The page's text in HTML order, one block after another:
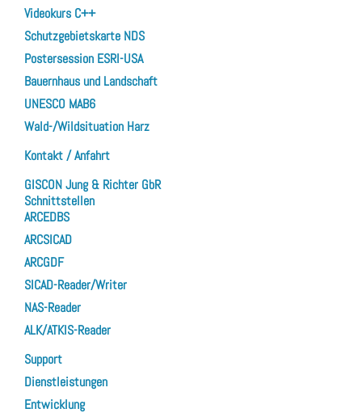
Videokurs C++
Schutzgebietskarte NDS
Postersession ESRI-USA
Bauernhaus und Landschaft
UNESCO MAB6
Wald-/Wildsituation Harz
Kontakt / Anfahrt
GISCON Jung & Richter GbR
Schnittstellen
ARCEDBS
ARCSICAD
ARCGDF
SICAD-Reader/Writer
NAS-Reader
ALK/ATKIS-Reader
Support
Dienstleistungen
Entwicklung